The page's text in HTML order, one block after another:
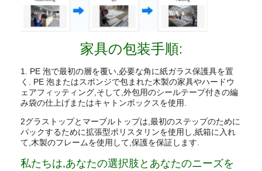
家具の包装手順:
1. PE 泡で最初の層を覆い,必要な角に紙ガラス保護具を置
く. PE 泡またはスポンジで包まれた木製の家具やハードウ
ェアフィッティング,そして,外包用のシールテープ付きの編
み袋の仕上げまたはキャトンボックスを使用.
2グラストップとマーブルトップは,最初のステップのために
パックするために拡張型ポリスタリンを使用し,紙箱に入れ
て,木製のフレームを使用して,保護を保証します.
私たちは,あなたの選択肢とあなたのニーズを